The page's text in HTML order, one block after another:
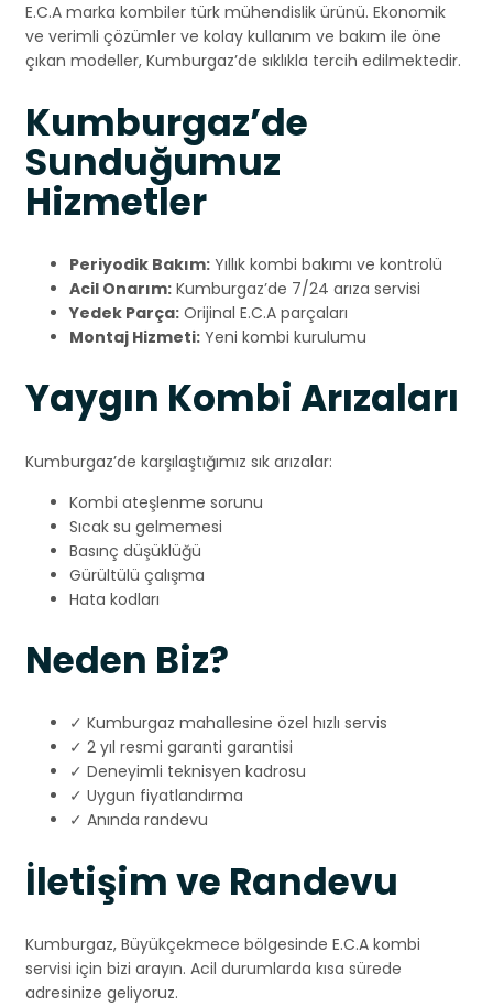
E.C.A marka kombiler türk mühendislik ürünü. Ekonomik
ve verimli çözümler ve kolay kullanım ve bakım ile öne
çıkan modeller, Kumburgaz’de sıklıkla tercih edilmektedir.
Kumburgaz’de
Sunduğumuz
Hizmetler
Periyodik Bakım: Yıllık kombi bakımı ve kontrolü
Acil Onarım: Kumburgaz’de 7/24 arıza servisi
Yedek Parça: Orijinal E.C.A parçaları
Montaj Hizmeti: Yeni kombi kurulumu
Yaygın Kombi Arızaları
Kumburgaz’de karşılaştığımız sık arızalar:
Kombi ateşlenme sorunu
Sıcak su gelmemesi
Basınç düşüklüğü
Gürültülü çalışma
Hata kodları
Neden Biz?
✓ Kumburgaz mahallesine özel hızlı servis
✓ 2 yıl resmi garanti garantisi
✓ Deneyimli teknisyen kadrosu
✓ Uygun fiyatlandırma
✓ Anında randevu
İletişim ve Randevu
Kumburgaz, Büyükçekmece bölgesinde E.C.A kombi
servisi için bizi arayın. Acil durumlarda kısa sürede
adresinize geliyoruz.